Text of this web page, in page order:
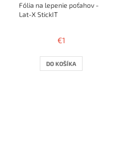
Fólia na lepenie poťahov -
Lat-X StickIT
€1
DO KOŠÍKA